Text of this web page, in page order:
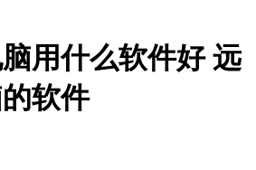
用什么软件好 远
软件